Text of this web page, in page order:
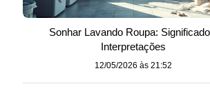
Sonhar Lavando Roupa:
Interpretações
12/05/2026 às 21:52